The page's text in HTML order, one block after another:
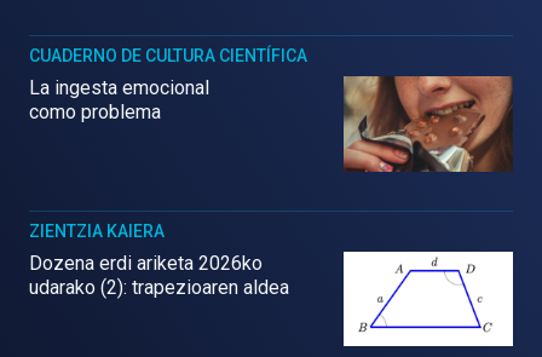
CUADERNO DE CULTURA CIENTÍFICA
La ingesta emocional
como problema
ZIENTZIA KAIERA
Dozena erdi ariketa 2026ko
udarako (2): trapezioaren aldea